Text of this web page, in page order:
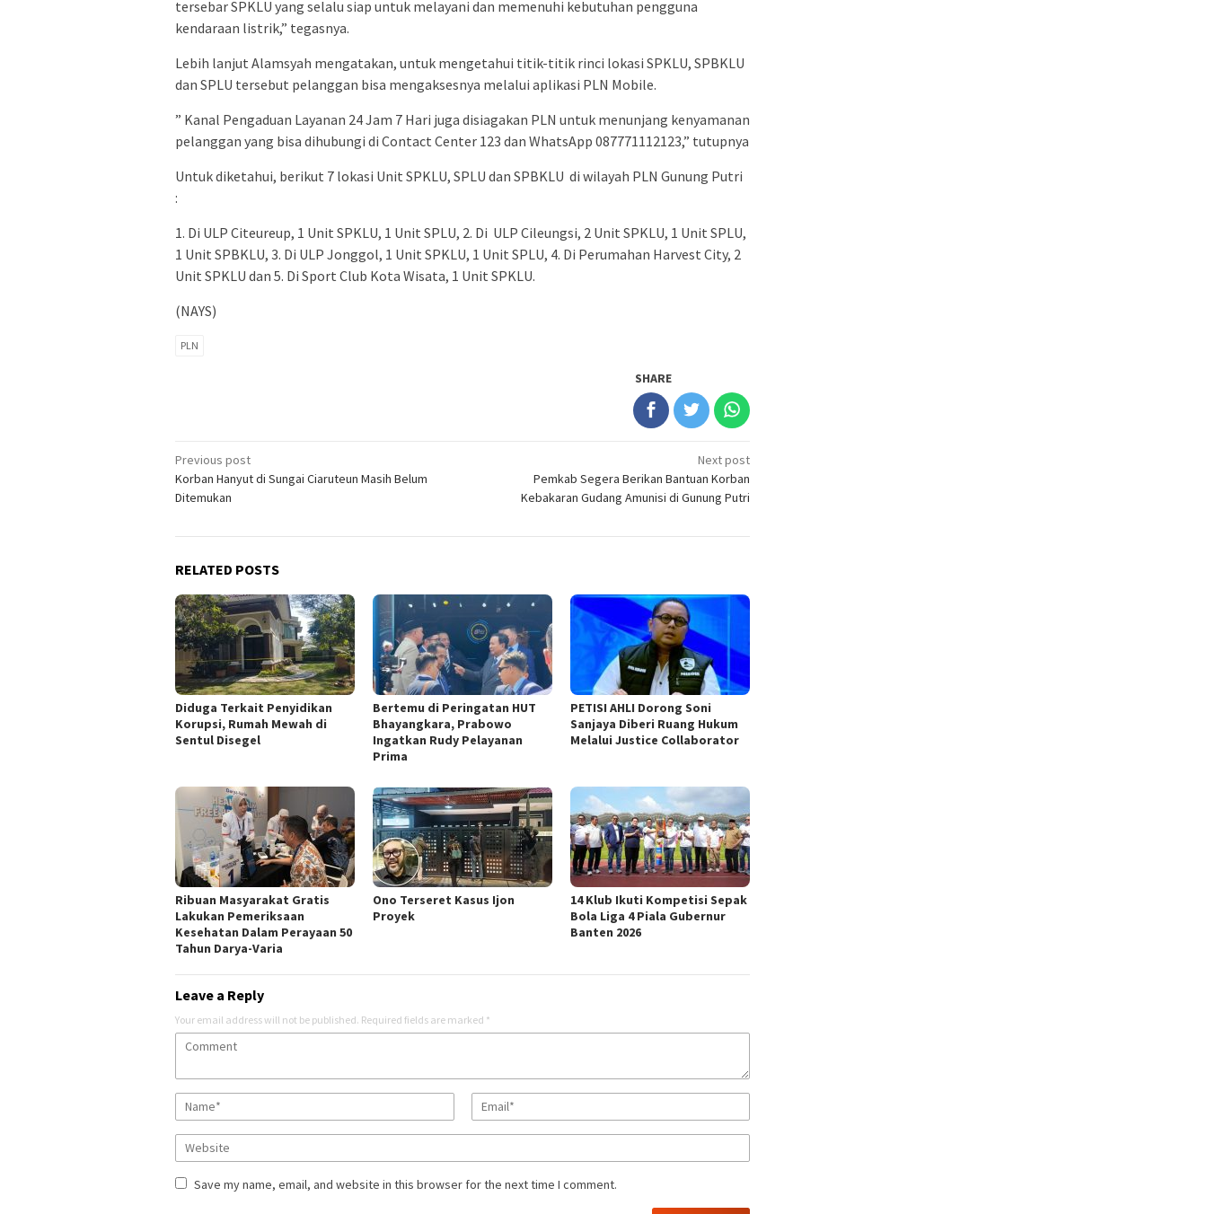
tersebar SPKLU yang selalu siap untuk melayani dan memenuhi kebutuhan pengguna
kendaraan listrik,” tegasnya.
Lebih lanjut Alamsyah mengatakan, untuk mengetahui titik-titik rinci lokasi SPKLU, SPBKLU
dan SPLU tersebut pelanggan bisa mengaksesnya melalui aplikasi PLN Mobile.
” Kanal Pengaduan Layanan 24 Jam 7 Hari juga disiagakan PLN untuk menunjang kenyamanan
pelanggan yang bisa dihubungi di Contact Center 123 dan WhatsApp 087771112123,” tutupnya
Untuk diketahui, berikut 7 lokasi Unit SPKLU, SPLU dan SPBKLU di wilayah PLN Gunung Putri
:
1. Di ULP Citeureup, 1 Unit SPKLU, 1 Unit SPLU, 2. Di ULP Cileungsi, 2 Unit SPKLU, 1 Unit SPLU,
1 Unit SPBKLU, 3. Di ULP Jonggol, 1 Unit SPKLU, 1 Unit SPLU, 4. Di Perumahan Harvest City, 2
Unit SPKLU dan 5. Di Sport Club Kota Wisata, 1 Unit SPKLU.
(NAYS)
PLN
SHARE
Post
navigation
Previous post
Korban Hanyut di Sungai Ciaruteun Masih Belum
Ditemukan
Next post
Pemkab Segera Berikan Bantuan Korban
Kebakaran Gudang Amunisi di Gunung Putri
RELATED POSTS
Diduga Terkait Penyidikan
Korupsi, Rumah Mewah di
Sentul Disegel
Bertemu di Peringatan HUT
Bhayangkara, Prabowo
Ingatkan Rudy Pelayanan
Prima
PETISI AHLI Dorong Soni
Sanjaya Diberi Ruang Hukum
Melalui Justice Collaborator
Ribuan Masyarakat Gratis
Lakukan Pemeriksaan
Kesehatan Dalam Perayaan 50
Tahun Darya-Varia
Ono Terseret Kasus Ijon
Proyek
14 Klub Ikuti Kompetisi Sepak
Bola Liga 4 Piala Gubernur
Banten 2026
Leave a Reply
Your email address will not be published. Required fields are marked *
Save my name, email, and website in this browser for the next time I comment.